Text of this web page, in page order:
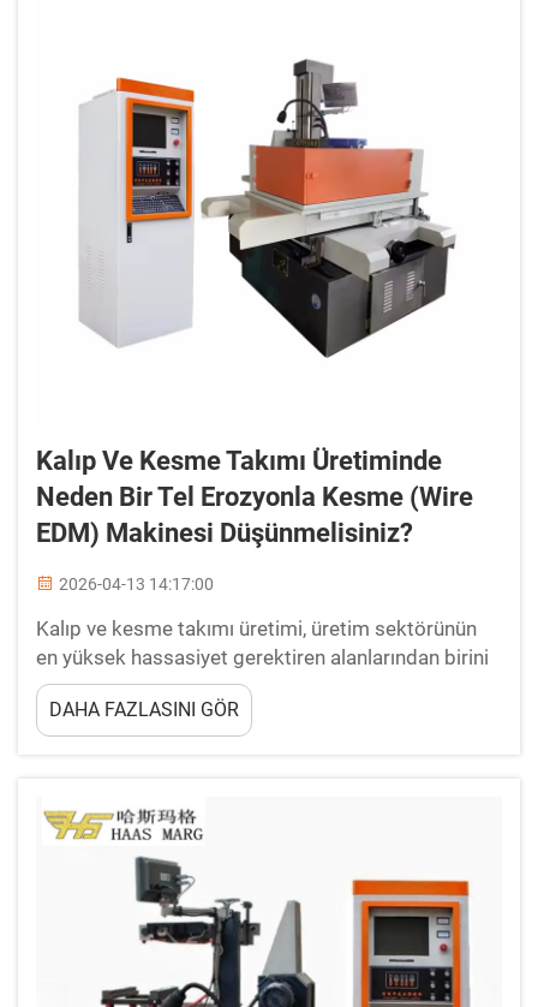
Kalıp Ve Kesme Takımı Üretiminde
Neden Bir Tel Erozyonla Kesme (Wire
EDM) Makinesi Düşünmelisiniz?
2026-04-13 14:17:00
Kalıp ve kesme takımı üretimi, üretim sektörünün
en yüksek hassasiyet gerektiren alanlarından birini
temsil eder; burada mikron cinsinden ölçülen
toleranslar, tüm üretim partilerinin başarısı ya da
başarısızlığına karar verebilir. Geleneksel imalat
DAHA FAZLASINI GÖR